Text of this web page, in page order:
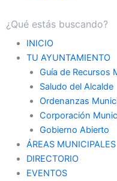
INICIO
TU AYUNTAMIENTO
Guía de Recursos
Saludo del Alcalde
Ordenanzas
Corporación
Gobierno Abierto
ÁREAS MUNICIPALES
DIRECTORIO
EVENTOS